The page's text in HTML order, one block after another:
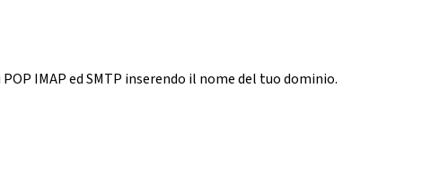
IMAP ed SMTP inserendo il nome del tuo dominio.